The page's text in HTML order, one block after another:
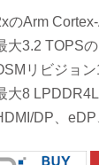
のArm Cortex-A78と
大3.2 TOPS
リビジョ
大8
DP、